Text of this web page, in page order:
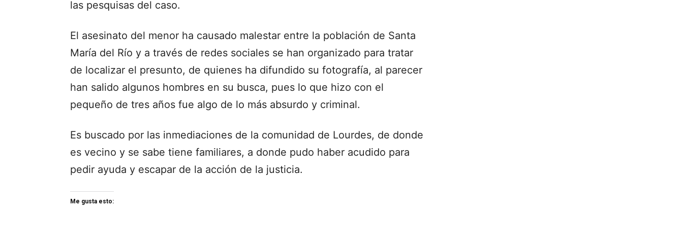
las pesquisas del caso.
El asesinato del menor ha causado malestar entre la población de Santa
María del Río y a través de redes sociales se han organizado para tratar
de localizar el presunto, de quienes ha difundido su fotografía, al parecer
han salido algunos hombres en su busca, pues lo que hizo con el
pequeño de tres años fue algo de lo más absurdo y criminal.
Es buscado por las inmediaciones de la comunidad de Lourdes, de donde
es vecino y se sabe tiene familiares, a donde pudo haber acudido para
pedir ayuda y escapar de la acción de la justicia.
Me gusta esto: